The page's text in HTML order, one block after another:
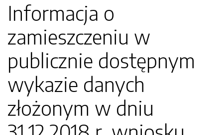
Informacja o
zamieszczeniu w
publicznie dostępnym
wykazie danych
złożonym w dniu